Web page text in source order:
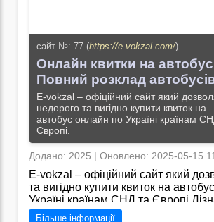
сайт №: 77 (https://e-vokzal.com/)
Онлайн квитки на автобус |
Повний розклад
E-vokzal – офіційний сайт який
недорого та вигідно купити квиток на
автобус онлайн по Україні країнам
Європі.
Додано: 2025 | Оновлено: 2025-05-15
E-vokzal – офіційний сайт який
та вигідно купити квиток на
Україні країнам СНД та
розклад та вартість квитків на
Більше інформації